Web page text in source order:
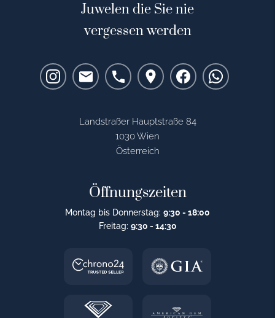
Juwelen die Sie nie
vergessen werden
Landstraßer Hauptstraße 84
1030 Wien
Österreich
Öffnungszeiten
Montag bis Donnerstag: 9:30 - 18:00
Freitag: 9:30 - 14:30